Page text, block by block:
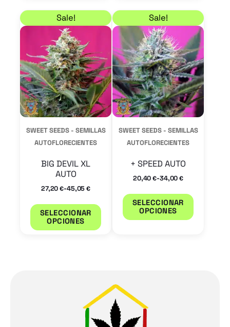
Sale!
SWEET SEEDS - SEMILLAS
AUTOFLORECIENTES
BIG DEVIL XL
AUTO
27,20€-45,05€
Rango de precios: desde 27,20 € hasta 45,05 €
SELECCIONAR
OPCIONES
Este
producto
tiene
múltiples
variantes.
Las
opciones
se
pueden
página
Sale!
SWEET SEEDS - SEMILLAS
AUTOFLORECIENTES
+ SPEED AUTO
20,40€-34,00€
Rango de precios:
SELECCIONAR
OPCIONES
Este
tiene
Las
se
página
de